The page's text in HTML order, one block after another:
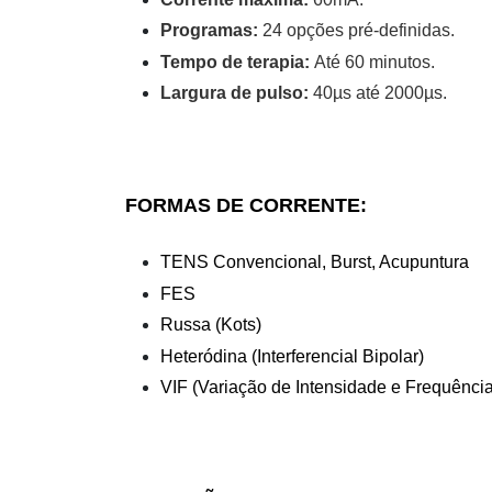
Programas: 24 opções pré-definidas.
Tempo de terapia: Até 60 minutos.
Largura de pulso: 40µs até 2000µs.
FORMAS DE CORRENTE:
TENS Convencional, Burst, Acupuntura
FES
Russa (Kots)
Heteródina (Interferencial Bipolar)
VIF (Variação de Intensidade e